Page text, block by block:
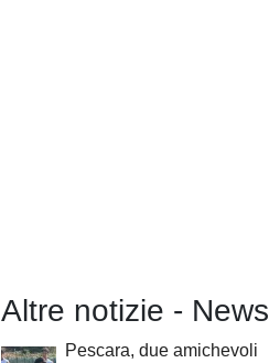
Altre notizie - News
Pescara, due amichevoli